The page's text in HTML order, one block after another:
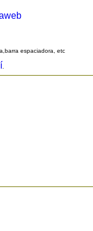
espaciadora, etc